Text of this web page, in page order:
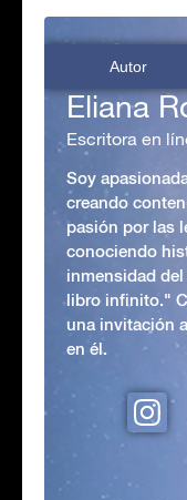
Autor
Eliana
Escritora en
Soy
creando
pasión por las
conociendo
inmensidad
libro infinito."
una invitación
en él.